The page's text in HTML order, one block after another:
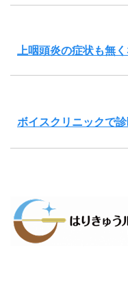
上咽頭炎の症状も無
ボイスクリニックで